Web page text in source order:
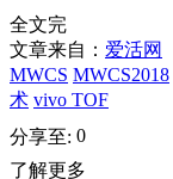
全文完
文章来自： 爱活网
MWCS MWCS2018
术 vivo TOF
分享至: 0
了解更多